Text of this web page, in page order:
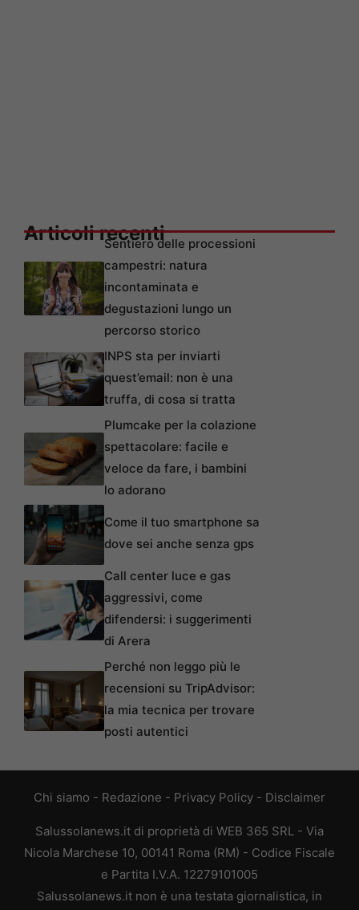
Articoli recentiSentiero delle processioni
campestri: natura
incontaminata e
degustazioni lungo un
percorso storico
INPS sta per inviarti
quest’email: non è una
truffa, di cosa si tratta
Plumcake per la colazione
spettacolare: facile e
veloce da fare, i bambini
lo adorano
Come il tuo smartphone sa
dove sei anche senza gps
Call center luce e gas
aggressivi, come
difendersi: i suggerimenti
di Arera
Perché non leggo più le
recensioni su TripAdvisor:
la mia tecnica per trovare
posti autentici
Chi siamo - Redazione - Privacy Policy - Disclaimer
Salussolanews.it di proprietà di WEB 365 SRL - Via
Nicola Marchese 10, 00141 Roma (RM) - Codice Fiscale
e Partita I.V.A. 12279101005
Salussolanews.it non è una testata giornalistica, in